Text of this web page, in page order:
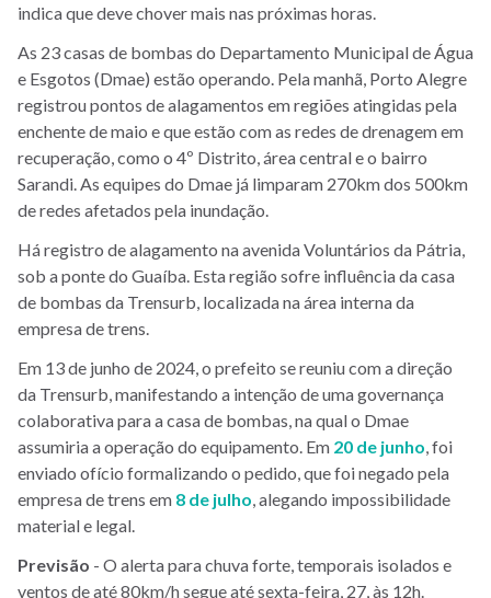
indica que deve chover mais nas próximas horas.
As 23 casas de bombas do Departamento Municipal de Água
e Esgotos (Dmae) estão operando. Pela manhã, Porto Alegre
registrou pontos de alagamentos em regiões atingidas pela
enchente de maio e que estão com as redes de drenagem em
recuperação, como o 4º Distrito, área central e o bairro
Sarandi. As equipes do Dmae já limparam 270km dos 500km
de redes afetados pela inundação.
Há registro de alagamento na avenida Voluntários da Pátria,
sob a ponte do Guaíba. Esta região sofre influência da casa
de bombas da Trensurb, localizada na área interna da
empresa de trens.
Em 13 de junho de 2024, o prefeito se reuniu com a direção
da Trensurb, manifestando a intenção de uma governança
colaborativa para a casa de bombas, na qual o Dmae
assumiria a operação do equipamento. Em 20 de junho , foi
enviado ofício formalizando o pedido, que foi negado pela
empresa de trens em 8 de julho , alegando impossibilidade
material e legal.
Previsão - O alerta para chuva forte, temporais isolados e
ventos de até 80km/h segue até sexta-feira, 27, às 12h.